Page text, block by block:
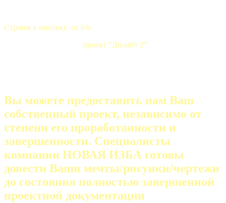
Строим в ипотеку от 6%
проект "Дилайт 2"
Вы можете предоставить нам Ваш
собственный проект, независимо от
степени его проработанности и
завершенности. Специалисты
компании НОВАЯ ИЗБА готовы
довести Ваши мечты/рисунки/чертежи
до состояния полностью завершенной
проектной документации